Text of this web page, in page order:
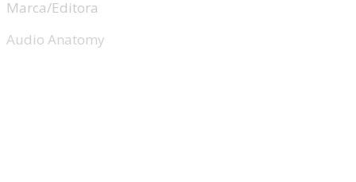
Marca/Editora
Audio Anatomy